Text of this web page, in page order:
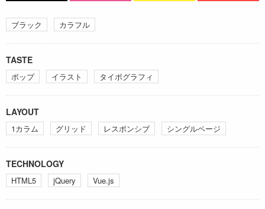
ブラック カラフル
TASTE
ポップ イラスト タイポグラフィ
LAYOUT
1カラム グリッド レスポンシブ シングルページ
TECHNOLOGY
HTML5 jQuery Vue.js